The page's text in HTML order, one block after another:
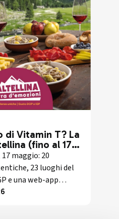
di Vitamin T? La
(fino al 17
maggio: 20
23 luoghi del
e una web-app
la Valtellina